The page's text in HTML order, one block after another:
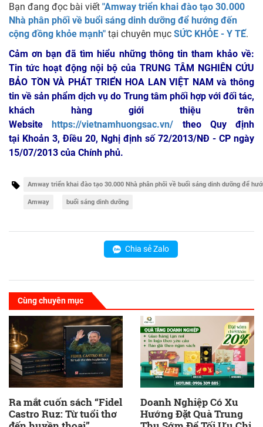
Bạn đang đọc bài viết "Amway triển khai đào tạo 30.000
Nhà phân phối về buổi sáng dinh dưỡng để hướng đến
cộng đồng khỏe mạnh" tại chuyên mục SỨC KHỎE - Y TẾ.
Cảm ơn bạn đã tìm hiểu những thông tin tham khảo về:
Tin tức hoạt động nội bộ của TRUNG TÂM NGHIÊN CỨU
BẢO TỒN VÀ PHÁT TRIỂN HOA LAN VIỆT NAM và thông
tin về sản phẩm dịch vụ do Trung tâm phối hợp với đối tác,
khách hàng giới thiệu trên
Website
https://vietnamhuongsac.vn/ theo Quy định
tại Khoản 3, Điều 20, Nghị định số 72/2013/NĐ - CP ngày
15/07/2013 của Chính phủ.
Amway triển khai đào tạo 30.000 Nhà phân phối về buổi sáng dinh dưỡng để
Amway buổi sáng dinh dưỡng
Chia sẻ Zalo
Cùng chuyên mục
Ra mắt cuốn sách “Fidel
Castro Ruz: Từ tuổi thơ
Doanh Nghiệp Có Xu
Hướng Đặt Quà Trung